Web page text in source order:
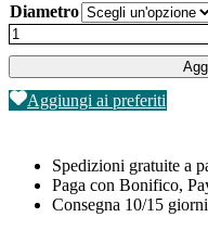
€69,00
Diametro
Piatto
Decorativo
Fico
D'India
quantità
Aggiungi ai preferiti
Spedizioni gratuite a
Paga con Bonifico,
Consegna 10/15